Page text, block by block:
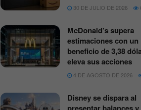
30 DE JULIO DE 2026
McDonald’s supera
estimaciones con un
beneficio de 3,38
eleva sus acciones
4 DE AGOSTO DE 2026
Disney se dispara al